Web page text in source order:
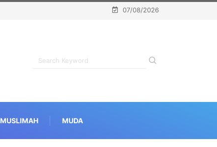
07/08/2026
MUSLIMAH MUDA